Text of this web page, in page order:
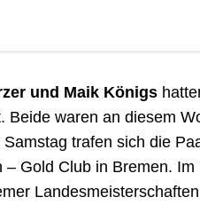
und Maik Königs
Beide waren an diesem
Samstag trafen sich die
– Gold Club in Bremen.